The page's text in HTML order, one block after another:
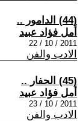
(44) الدامور ..
أمل فؤاد عبيد
2011 / 10 / 22
الادب والفن
(45) الحفار ..
أمل فؤاد عبيد
2011 / 10 / 23
الادب والفن